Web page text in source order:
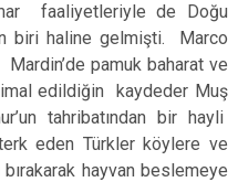
faaliyetleriyle de Doğu
biri haline gelmişti. Marco
pamuk baharat ve
edildiğin kaydeder Muş
tahribatından bir hayli
eden Türkler köylere ve
hayvan beslemeye